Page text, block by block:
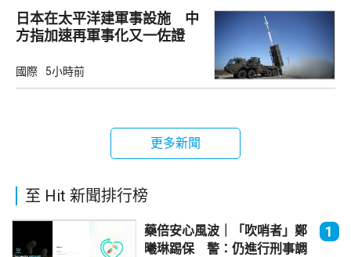
日本在太平洋建軍事設施 中
方指加速再軍事化又一佐證
國際 5小時前
更多新聞
至 Hit 新聞排行榜
藥倍安心風波｜「吹哨者」鄭
曦琳踢保 警：仍進行刑事調
1